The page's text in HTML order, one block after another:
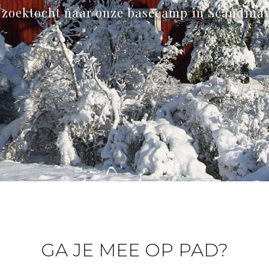
zoektocht naar onze basecamp in
GA JE MEE OP PAD?